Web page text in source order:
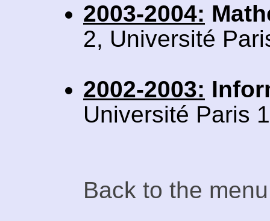
2003-2004:
2, Université
2002-2003:
Université Paris
Back to the menu